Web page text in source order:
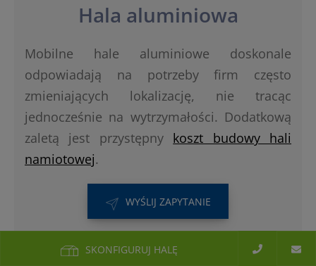
SKONFIGURUJ HALĘ
Hala aluminiowa
Mobilne hale aluminiowe doskonale
odpowiadają na potrzeby firm często
zmieniających lokalizację, nie tracąc
jednocześnie na wytrzymałości. Dodatkową
zaletą jest przystępny koszt budowy hali
namiotowej.
WYŚLIJ ZAPYTANIE